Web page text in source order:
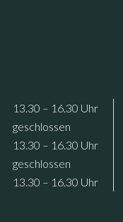
13.30 – 16.30 Uhr
geschlossen
13.30 – 16.30 Uhr
geschlossen
13.30 – 16.30 Uhr